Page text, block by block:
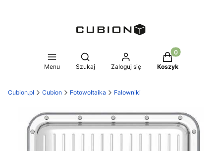
Menu
Otwórz wyszukiwarkę
Szukaj Zaloguj się
Produkty w
Koszyk
Cubion.pl Cubion Fotowoltaika Falowniki